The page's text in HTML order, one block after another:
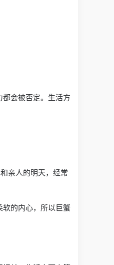
会被否定。生活方
亲人的明天，经常
软的内心，所以巨蟹